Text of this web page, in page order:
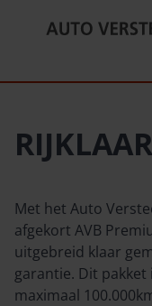
RIJKLAAR
Met het Auto
afgekort AVB
uitgebreid klaar
garantie. Dit pakket
maximaal